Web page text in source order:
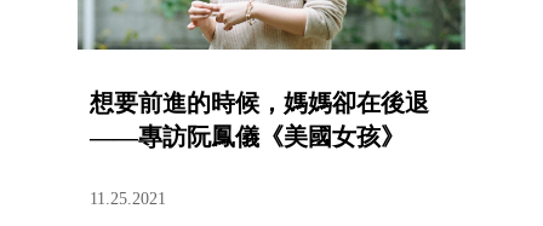
想要前進的時候，媽媽卻在後退
——專訪阮鳳儀《美國女孩》
11.25.2021